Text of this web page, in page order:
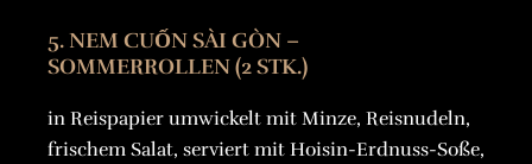
5. NEM CUỐN SÀI GÒN –
SOMMERROLLEN (2 STK.)
in Reispapier umwickelt mit Minze, Reisnudeln,
frischem Salat, serviert mit Hoisin-Erdnuss-Soße,